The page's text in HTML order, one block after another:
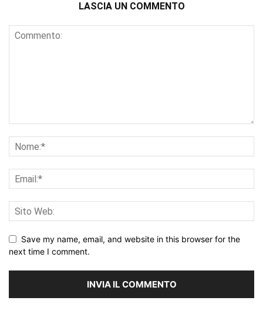
LASCIA UN COMMENTO
Save my name, email, and website in this browser for the
next time I comment.